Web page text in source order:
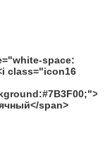
space:
class="icon16
span>